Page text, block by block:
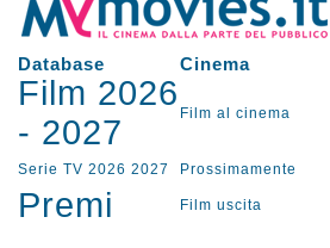
Database Cinema
Film 2026
- 2027 Film al cinema
Serie TV 2026 2027 Prossimamente
Premi Film uscita